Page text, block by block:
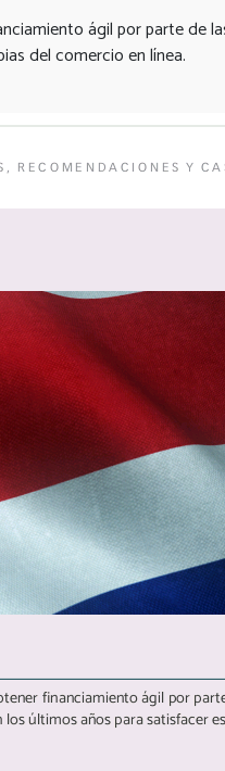
ágil por parte de
del comercio en línea.